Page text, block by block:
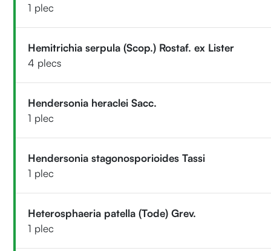
1 plec
Hemitrichia serpula (Scop.) Rostaf. ex Lister
4 plecs
Hendersonia heraclei Sacc.
1 plec
Hendersonia stagonosporioides Tassi
1 plec
Heterosphaeria patella (Tode) Grev.
1 plec